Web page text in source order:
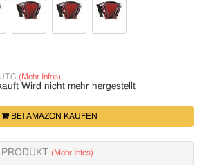
(Mehr Infos)
Wird nicht mehr hergestellt
BEI AMAZON KAUFEN
(Mehr Infos)